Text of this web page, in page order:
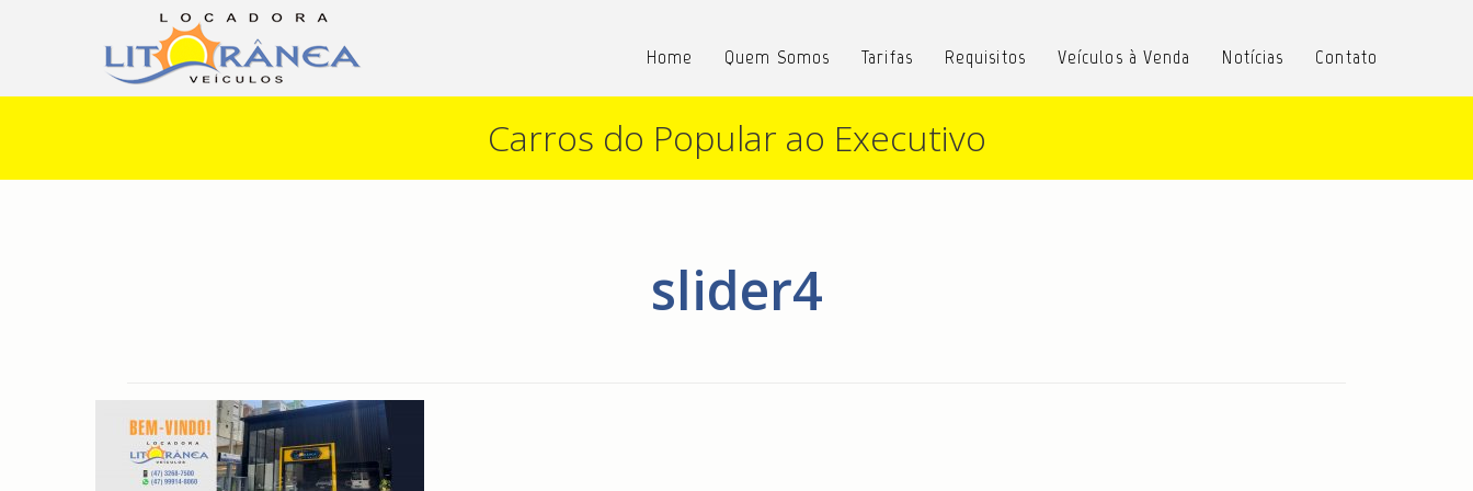
Home Quem Somos Tarifas Requisitos Veículos à Venda Notícias Contato
Carros do Popular ao Executivo
slider4